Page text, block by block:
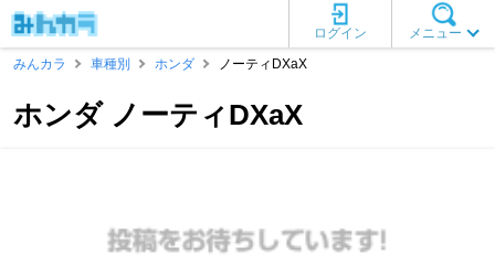
メニュー
ログイン
みんカラ
車種別 ホンダ ノーティDXaX
ホンダ ノーティDXaX